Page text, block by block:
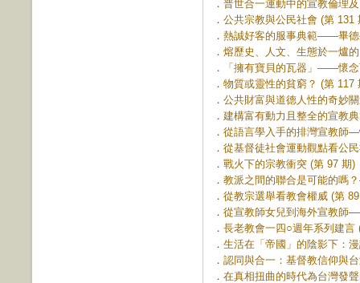
． 普世合一運動中的宣教倫理
． 公共宗教與公民社會 (第 131
． 熱誠好客的服事典範——畢德
． 熔歷史、人文、生態於一爐
．
「擁有寶貝的瓦器」——懷
． 物質或靈性的貧窮？ (第 117
． 公共財富與道德人性的奇妙
． 建構富有動力且整全的宣教
． 從語言學入手的排灣宣教師
． 從基督徒社會運動觀點看公
． 戰火下的宗教衝突 (第 97 期)
． 教派之間的聯合是可能的嗎
． 從教宗選舉看教會權威 (第
． 從宣教師女兒到海外宣教師
． 長老教會一四○週年系列建言
． 生活在「帝國」的陰影下：
． 認同與合一：基督教信仰與
． 在真相扭曲的時代為台灣發